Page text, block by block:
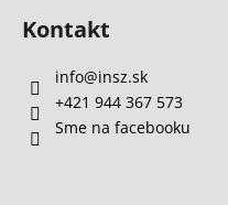
Kontakt
info@insz.sk
+421 944 367 573
Sme na facebooku